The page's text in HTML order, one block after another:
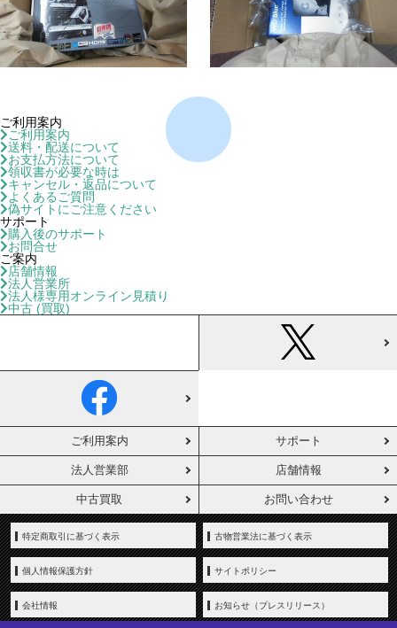
ご利用案内
ご利用案内
送料・配送について
お支払方法について
領収書が必要な時は
キャンセル・返品について
よくあるご質問
偽サイトにご注意ください
サポート
購入後のサポート
お問合せ
ご案内
店舗情報
法人営業所
法人様専用オンライン見積り
中古 (買取)
ご利用案内 サポート
法人営業部 店舗情報
中古買取 お問い合わせ
特定商取引に基づく表示 古物営業法に基づく表示
個人情報保護方針 サイトポリシー
会社情報 お知らせ（プレスリリース）